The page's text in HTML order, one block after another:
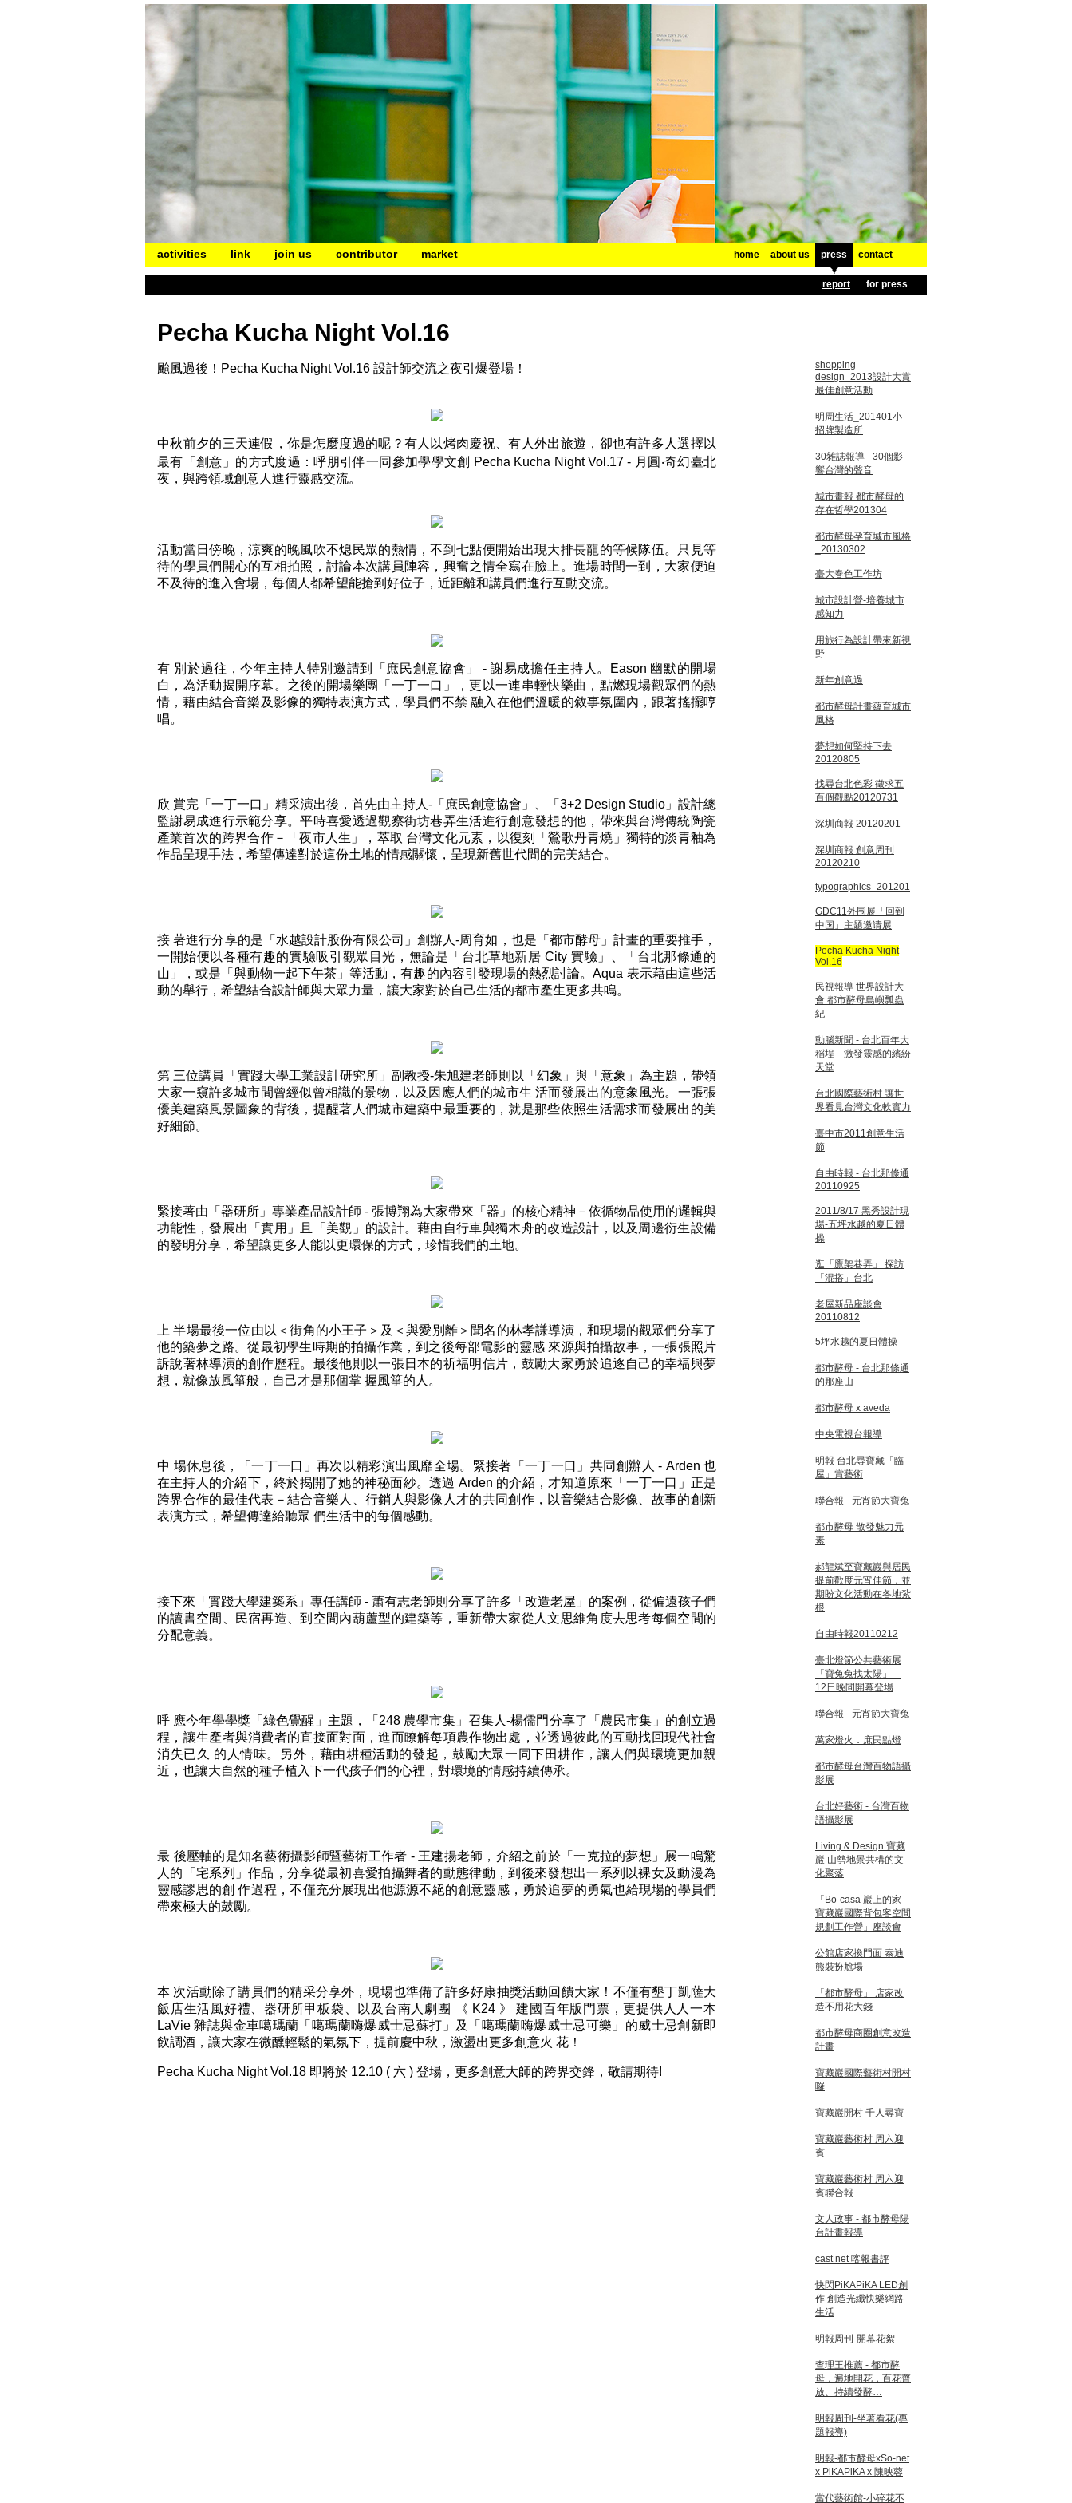
activities link join us contributor market home about us press contact
report for press
Pecha Kucha Night Vol.16
颱風過後！Pecha Kucha Night Vol.16 設計師交流之夜引爆登場！
中秋前夕的三天連假，你是怎麼度過的呢？有人以烤肉慶祝、有人外出旅遊，卻也有許多人選擇以
最有「創意」的方式度過：呼朋引伴一同參加學學文創 Pecha Kucha Night Vol.17 - 月圓‧奇幻臺北
夜，與跨領域創意人進行靈感交流。
活動當日傍晚，涼爽的晚風吹不熄民眾的熱情，不到七點便開始出現大排長龍的等候隊伍。只見等
待的學員們開心的互相拍照，討論本次講員陣容，興奮之情全寫在臉上。進場時間一到，大家便迫
不及待的進入會場，每個人都希望能搶到好位子，近距離和講員們進行互動交流。
有 別於過往，今年主持人特別邀請到「庶民創意協會」 - 謝易成擔任主持人。Eason 幽默的開場
白，為活動揭開序幕。之後的開場樂團「一丁一口」，更以一連串輕快樂曲，點燃現場觀眾們的熱
情，藉由結合音樂及影像的獨特表演方式，學員們不禁 融入在他們溫暖的敘事氛圍內，跟著搖擺哼
唱。
欣 賞完「一丁一口」精采演出後，首先由主持人-「庶民創意協會」、「3+2 Design Studio」設計總
監謝易成進行示範分享。平時喜愛透過觀察街坊巷弄生活進行創意發想的他，帶來與台灣傳統陶瓷
產業首次的跨界合作－「夜市人生」，萃取 台灣文化元素，以復刻「鶯歌丹青燒」獨特的淡青釉為
作品呈現手法，希望傳達對於這份土地的情感關懷，呈現新舊世代間的完美結合。
接 著進行分享的是「水越設計股份有限公司」創辦人-周育如，也是「都市酵母」計畫的重要推手，
一開始便以各種有趣的實驗吸引觀眾目光，無論是「台北草地新居 City 實驗」、「台北那條通的
山」，或是「與動物一起下午茶」等活動，有趣的內容引發現場的熱烈討論。Aqua 表示藉由這些活
動的舉行，希望結合設計師與大眾力量，讓大家對於自己生活的都市產生更多共鳴。
第 三位講員「實踐大學工業設計研究所」副教授-朱旭建老師則以「幻象」與「意象」為主題，帶領
大家一窺許多城市間曾經似曾相識的景物，以及因應人們的城市生 活而發展出的意象風光。一張張
優美建築風景圖象的背後，提醒著人們城市建築中最重要的，就是那些依照生活需求而發展出的美
好細節。
緊接著由「器研所」專業產品設計師 - 張博翔為大家帶來「器」的核心精神－依循物品使用的邏輯與
功能性，發展出「實用」且「美觀」的設計。藉由自行車與獨木舟的改造設計，以及周邊衍生設備
的發明分享，希望讓更多人能以更環保的方式，珍惜我們的土地。
上 半場最後一位由以＜街角的小王子＞及＜與愛別離＞聞名的林孝謙導演，和現場的觀眾們分享了
他的築夢之路。從最初學生時期的拍攝作業，到之後每部電影的靈感 來源與拍攝故事，一張張照片
訴說著林導演的創作歷程。最後他則以一張日本的祈福明信片，鼓勵大家勇於追逐自己的幸福與夢
想，就像放風箏般，自己才是那個掌 握風箏的人。
中 場休息後，「一丁一口」再次以精彩演出風靡全場。緊接著「一丁一口」共同創辦人 - Arden 也
在主持人的介紹下，終於揭開了她的神秘面紗。透過 Arden 的介紹，才知道原來「一丁一口」正是
跨界合作的最佳代表－結合音樂人、行銷人與影像人才的共同創作，以音樂結合影像、故事的創新
表演方式，希望傳達給聽眾 們生活中的每個感動。
接下來「實踐大學建築系」專任講師 - 蕭有志老師則分享了許多「改造老屋」的案例，從偏遠孩子們
的讀書空間、民宿再造、到空間內葫蘆型的建築等，重新帶大家從人文思維角度去思考每個空間的
分配意義。
呼 應今年學學獎「綠色覺醒」主題，「248 農學市集」召集人-楊儒門分享了「農民市集」的創立過
程，讓生產者與消費者的直接面對面，進而瞭解每項農作物出處，並透過彼此的互動找回現代社會
消失已久 的人情味。另外，藉由耕種活動的發起，鼓勵大眾一同下田耕作，讓人們與環境更加親
近，也讓大自然的種子植入下一代孩子們的心裡，對環境的情感持續傳承。
最 後壓軸的是知名藝術攝影師暨藝術工作者 - 王建揚老師，介紹之前於「一克拉的夢想」展一鳴驚
人的「宅系列」作品，分享從最初喜愛拍攝舞者的動態律動，到後來發想出一系列以裸女及動漫為
靈感謬思的創 作過程，不僅充分展現出他源源不絕的創意靈感，勇於追夢的勇氣也給現場的學員們
帶來極大的鼓勵。
本 次活動除了講員們的精采分享外，現場也準備了許多好康抽獎活動回饋大家！不僅有墾丁凱薩大
飯店生活風好禮、器研所甲板袋、以及台南人劇團 《 K24 》 建國百年版門票，更提供人人一本
LaVie 雜誌與金車噶瑪蘭「噶瑪蘭嗨爆威士忌蘇打」及「噶瑪蘭嗨爆威士忌可樂」的威士忌創新即
飲調酒，讓大家在微醺輕鬆的氣氛下，提前慶中秋，激盪出更多創意火 花！
Pecha Kucha Night Vol.18 即將於 12.10 ( 六 ) 登場，更多創意大師的跨界交鋒，敬請期待!
shopping
design_2013設計大賞
最佳創意活動
明周生活_201401小
招牌製造所
30雜誌報導 - 30個影
響台灣的聲音
城市畫報 都市酵母的
存在哲學201304
都市酵母孕育城市風格
_20130302
臺大春色工作坊
城市設計營-培養城市
感知力
用旅行為設計帶來新視
野
新年創意過
都市酵母計畫蘊育城市
風格
夢想如何堅持下去
20120805
找尋台北色彩 徵求五
百個觀點20120731
深圳商報 20120201
深圳商報 創意周刊
20120210
typographics_201201
GDC11外围展「回到
中国」主题邀请展
Pecha Kucha Night
Vol.16
民視報導 世界設計大
會 都市酵母島嶼瓢蟲
紀
動腦新聞 - 台北百年大
稻埕 激發靈感的繽紛
天堂
台北國際藝術村 讓世
界看見台灣文化軟實力
臺中市2011創意生活
節
自由時報 - 台北那條通
20110925
2011/8/17 黑秀設計現
場-五坪水越的夏日體
操
逛「鷹架巷弄」 探訪
「混搭」台北
老屋新品座談會
20110812
5坪水越的夏日體操
都市酵母 - 台北那條通
的那座山
都市酵母 x aveda
中央電視台報導
明報 台北尋寶藏「臨
屋」賞藝術
聯合報 - 元宵節大寶兔
都市酵母 散發魅力元
素
郝龍斌至寶藏巖與居民
提前歡度元宵佳節，並
期盼文化活動在各地紮
根
自由時報20110212
臺北燈節公共藝術展
「寶兔兔找太陽」
12日晚間開幕登場
聯合報 - 元宵節大寶兔
萬家燈火．庶民點燈
都市酵母台灣百物語攝
影展
台北好藝術 - 台灣百物
語攝影展
Living & Design 寶藏
巖 山勢地景共構的文
化聚落
「Bo-casa 巖上的家
寶藏巖國際背包客空間
規劃工作營」座談會
公館店家換門面 泰迪
熊裝扮尬場
「都市酵母」 店家改
造不用花大錢
都市酵母商圈創意改造
計畫
寶藏巖國際藝術村開村
囉
寶藏巖開村 千人尋寶
寶藏巖藝術村 周六迎
賓
寶藏巖藝術村 周六迎
賓聯合報
文人政事 - 都市酵母陽
台計畫報導
cast net 喀報書評
快閃PiKAPiKA LED創
作 創造光纖快樂網路
生活
明報周刊-開幕花絮
查理王推薦 - 都市酵
母．遍地開花，百花齊
放、持續發酵…
明報周刊-坐著看花(專
題報導)
明報-都市酵母xSo-net
x PiKAPiKA x 陳映蓉
當代藝術館-小碎花不